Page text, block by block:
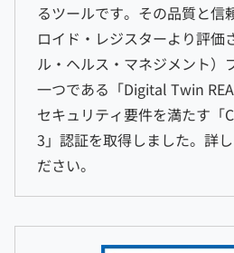
るツールです。その品質と信
ロイド・レジスターより評価
ル・ヘルス・マネジメント）
一つである「Digital Twin
セキュリティ要件を満たす「
3」認証を取得しました。詳
ださい。